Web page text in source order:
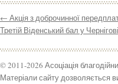
← Акція з доброчинної
Третій Віденський бал у
© 2011-2026 Асоціація
Матеріали сайту дозволяється